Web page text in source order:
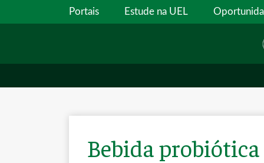
Portais Estude na UEL
Bebida probiótica